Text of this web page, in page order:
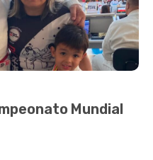
Mundial